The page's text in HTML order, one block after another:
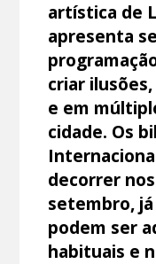
artística de
apresenta
criar
e em
cidade. Os
decorrer
setembro,
podem ser
habituais e